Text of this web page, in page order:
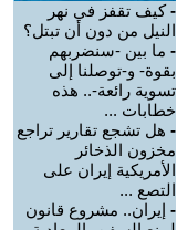
-كيف تقفز في نهر
النيل من دون أن تبتل؟
- ما بين -سنضربهم
بقوة- و-توصلنا إلى
تسوية رائعة-.. هذه
خطابات ...
- هل تشجع تقارير تراجع
مخزون الذخائر
الأمريكية إيران على
التصع ...
- إيران.. مشروع قانون